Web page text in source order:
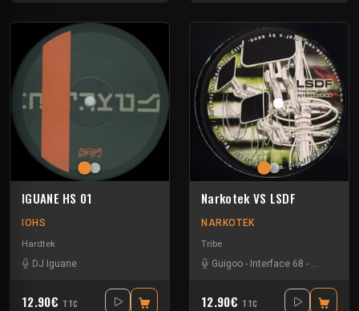
IGUANE HS 01
IOHS
Hardtek
DJ Iguane
12.90€ TTC
Narkotek VS LSDF
NARKOTEK
Tribe
Guigoo - Interface 68 - Kefran
12.90€ TTC